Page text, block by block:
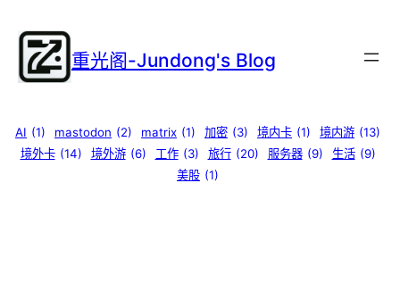
至
容
重光阁-Jundong's Blog
AI (1) mastodon (2) matrix (1) 加密 (3) 境内卡 (1) 境内游 (13)
境外卡 (14) 境外游 (6) 工作 (3) 旅行 (20) 服务器 (9) 生活 (9)
美股 (1)